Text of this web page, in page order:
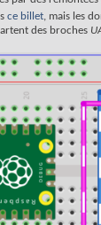
ce billet, mais les
des broches